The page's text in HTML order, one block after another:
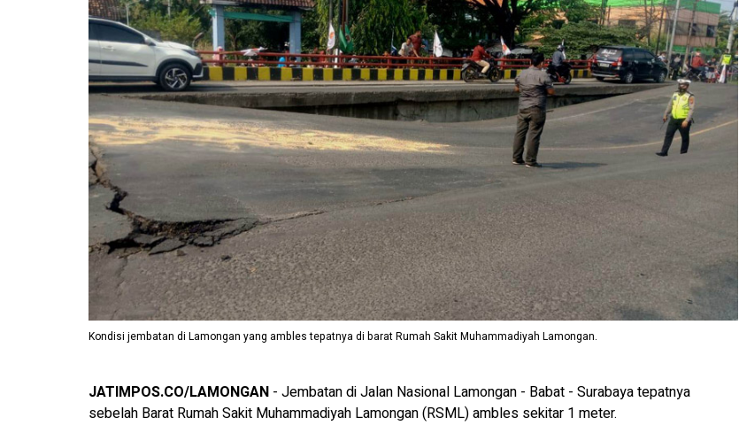
Kondisi jembatan di Lamongan yang ambles tepatnya di barat Rumah Sakit Muhammadiyah Lamongan.
JATIMPOS.CO/LAMONGAN - Jembatan di Jalan Nasional Lamongan - Babat - Surabaya tepatnya
sebelah Barat Rumah Sakit Muhammadiyah Lamongan (RSML) ambles sekitar 1 meter.